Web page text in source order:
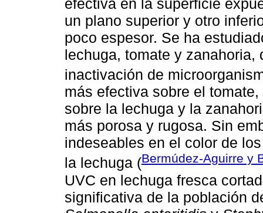
efectiva en la superficie
un plano superior y otro
poco espesor. Se ha
lechuga, tomate y
inactivación de
más efectiva sobre el
sobre la lechuga y la
más porosa y rugosa. Sin
indeseables en el color de
la lechuga (Bermúdez-Aguirre y
UVC en lechuga fresca
significativa de la población